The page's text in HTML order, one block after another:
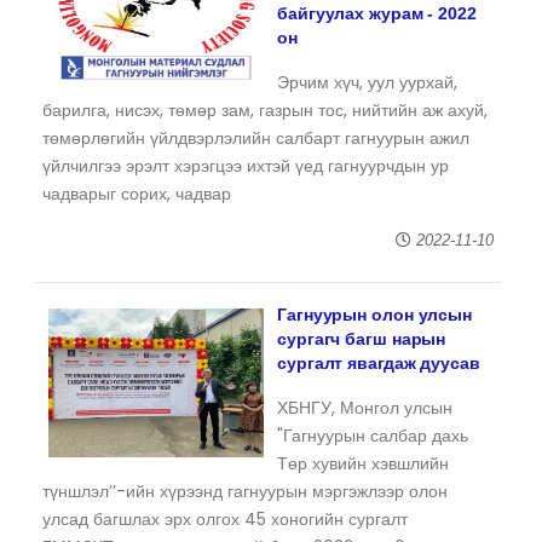
байгуулах журам - 2022
он
Эрчим хүч, уул уурхай,
барилга, нисэх, төмөр зам, газрын тос, нийтийн аж ахуй,
төмөрлөгийн үйлдвэрлэлийн салбарт гагнуурын ажил
үйлчилгээ эрэлт хэрэгцээ ихтэй үед гагнуурчдын ур
чадварыг сорих, чадвар
2022-11-10
Гагнуурын олон улсын
сургагч багш нарын
сургалт явагдаж дуусав
ХБНГУ, Монгол улсын
"Гагнуурын салбар дахь
Төр хувийн хэвшлийн
түншлэл’’-ийн хүрээнд гагнуурын мэргэжлээр олон
улсад багшлах эрх олгох 45 хоногийн сургалт